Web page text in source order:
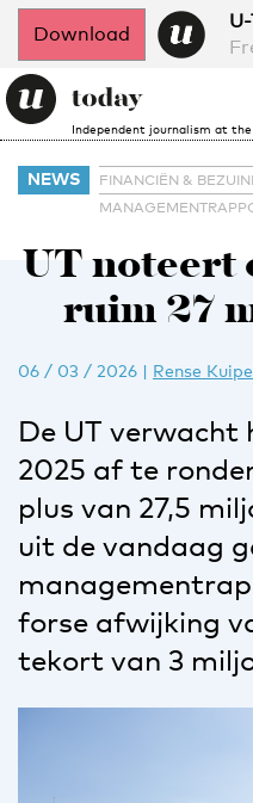
Download
Independent journalism at
NEWS
FINANCIËN &
UT noteert
ruim 27
06 / 03 / 2026 | Rense
De UT verwacht
2025 af te
plus van 27,5
uit de vandaag
forse afwijking
tekort van 3